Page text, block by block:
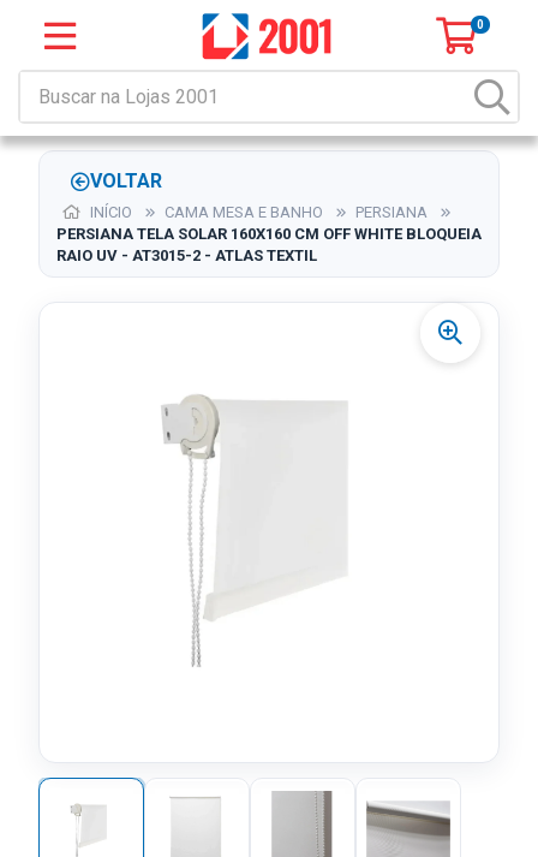
0
VOLTAR
INÍCIO CAMA MESA E BANHO
PERSIANA
PERSIANA TELA SOLAR 160X160 CM OFF WHITE BLOQUEIA
RAIO UV - AT3015-2 - ATLAS TEXTIL